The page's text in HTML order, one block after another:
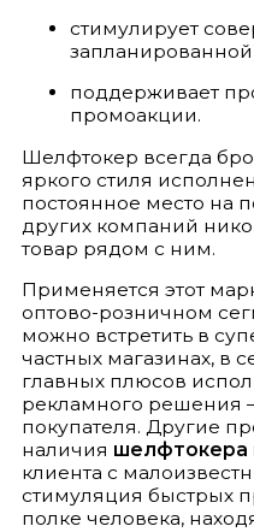
стимулирует
поддерживает
промоакции.
Шелфтокер всегда
яркого стиля
постоянное место на
других компаний
товар рядом с ним.
Применяется этот
оптово-розничном
можно встретить в
частных магазинах, в
главных плюсов
рекламного решения
покупателя. Другие
наличия шелфтокера
клиента с
стимуляция быстрых
полке человека,